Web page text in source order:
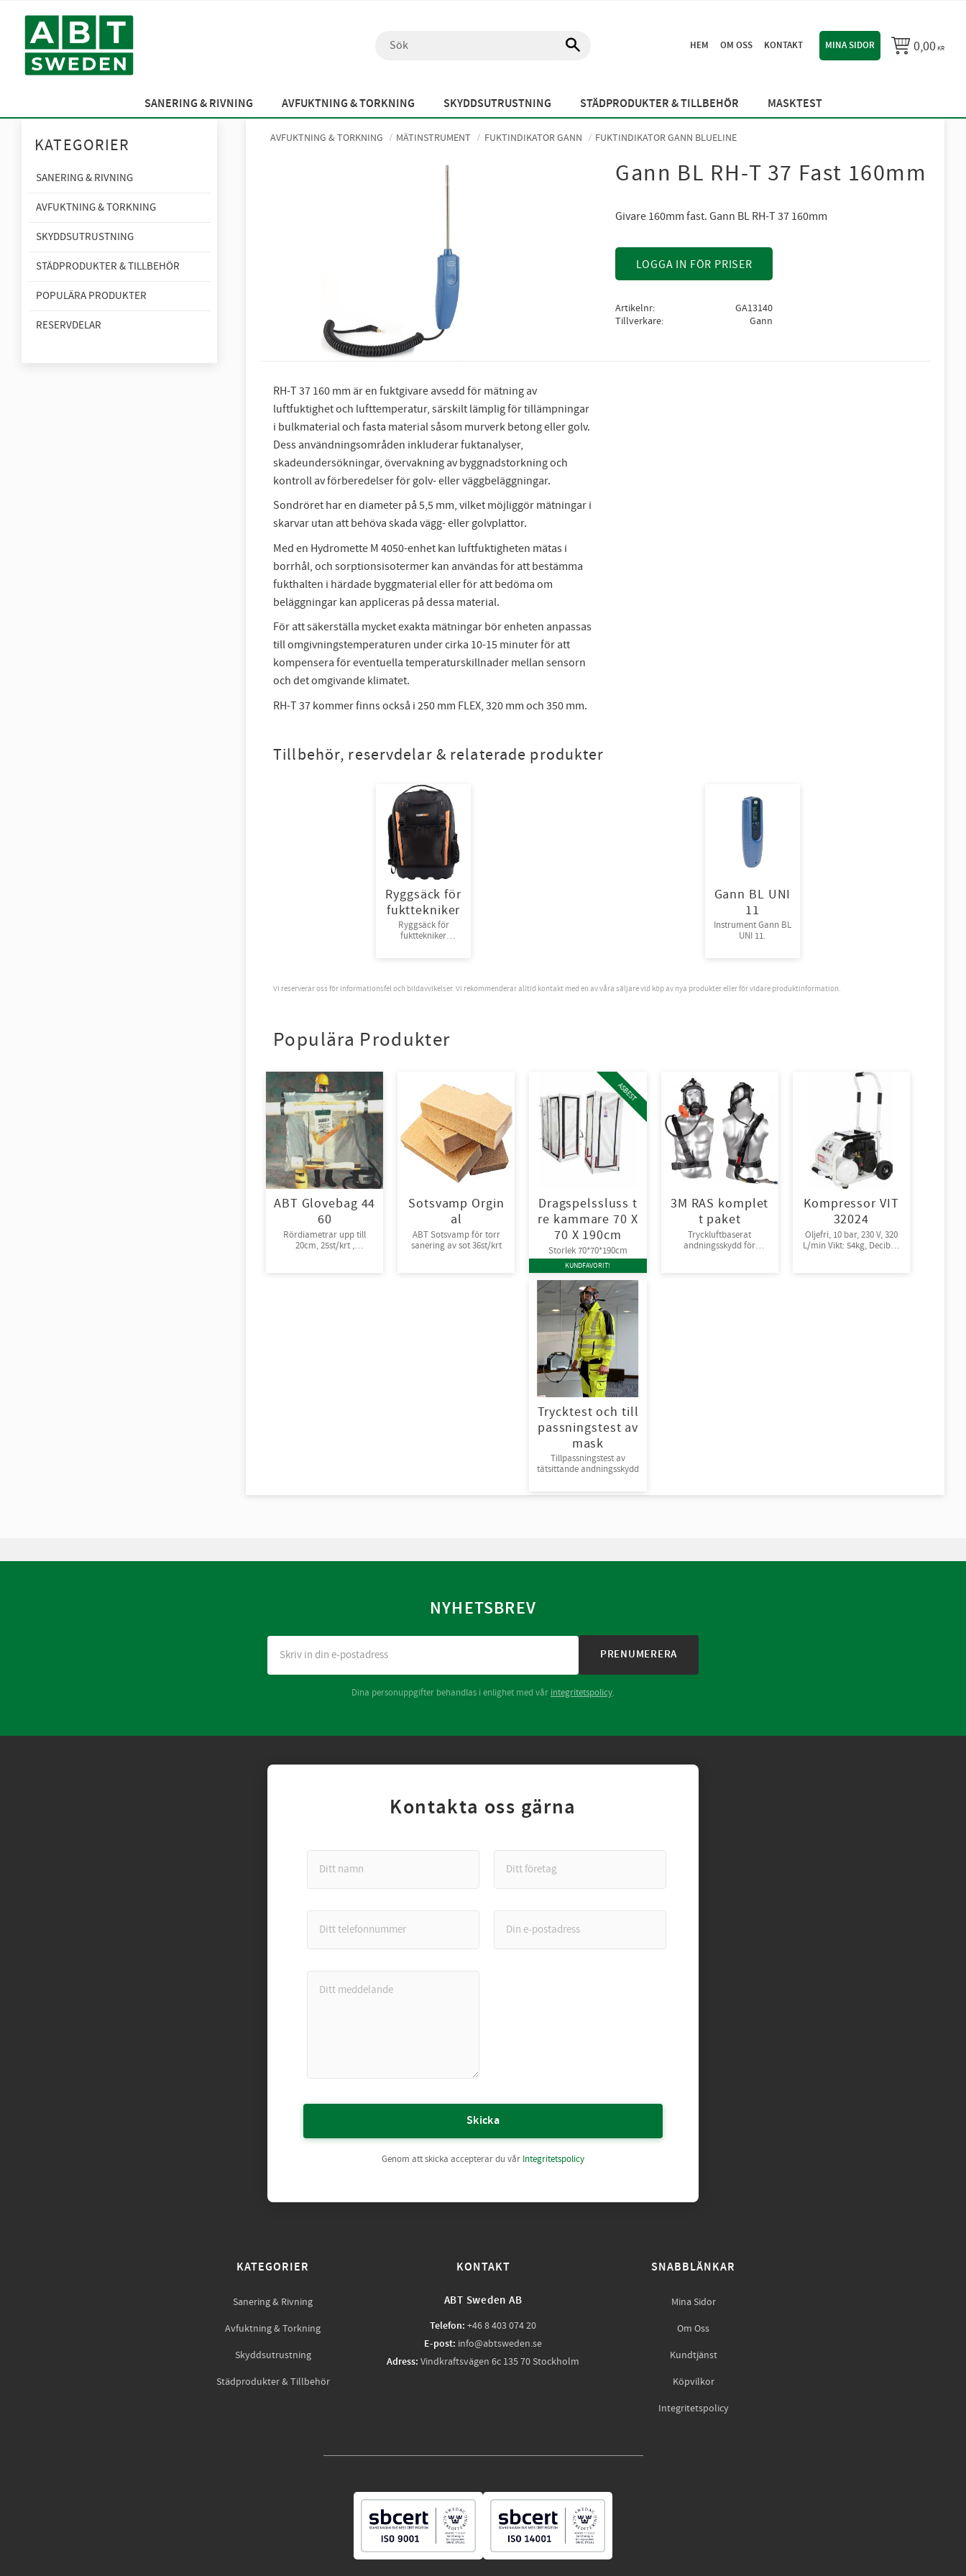
HEM OM OSS KONTAKT MINA SIDOR 0,00KR
SANERING & RIVNING AVFUKTNING & TORKNING SKYDDSUTRUSTNING STÄDPRODUKTER & TILLBEHÖR MASKTEST
AVFUKTNING & TORKNING MÄTINSTRUMENT FUKTINDIKATOR GANN FUKTINDIKATOR GANN BLUELINE
Gann BL RH-T 37 Fast 160mm
Givare 160mm fast. Gann BL RH-T 37 160mm
LOGGA IN FÖR PRISER
Artikelnr
GA13140
Tillverkare
Gann
RH-T 37 160 mm är en fuktgivare avsedd för mätning av
luftfuktighet och lufttemperatur, särskilt lämplig för tillämpningar
i bulkmaterial och fasta material såsom murverk betong eller golv.
Dess användningsområden inkluderar fuktanalyser,
skadeundersökningar, övervakning av byggnadstorkning och
kontroll av förberedelser för golv- eller väggbeläggningar.
Sondröret har en diameter på 5,5 mm, vilket möjliggör mätningar i
skarvar utan att behöva skada vägg- eller golvplattor.
Med en Hydromette M 4050-enhet kan luftfuktigheten mätas i
borrhål, och sorptionsisotermer kan användas för att bestämma
fukthalten i härdade byggmaterial eller för att bedöma om
beläggningar kan appliceras på dessa material.
För att säkerställa mycket exakta mätningar bör enheten anpassas
till omgivningstemperaturen under cirka 10-15 minuter för att
kompensera för eventuella temperaturskillnader mellan sensorn
och det omgivande klimatet.
RH-T 37 kommer finns också i 250 mm FLEX, 320 mm och 350 mm.
Tillbehör, reservdelar & relaterade produkter
Ryggsäck för
fukttekniker
Ryggsäck för
fukttekniker
Gann BL UNI
11
Instrument Gann BL
UNI 11.
Vi reserverar oss för informationsfel och bildavvikelser. Vi rekommenderar alltid kontakt med en av våra säljare vid köp av nya produkter eller för vidare produktinformation.
Populära Produkter
ABT Glovebag 44
60
Rördiametrar upp till
20cm, 25st/krt ,
Sotsvamp Orgin
al
ABT Sotsvamp för torr
sanering av sot 36st/krt
Dragspelssluss t
re kammare 70 X
70 X 190cm
Storlek 70*70*190cm
ASBEST
KUNDFAVORIT!
3M RAS komplet
t paket
Tryckluftbaserat
andningsskydd för
Kompressor VIT
32024
Oljefri, 10 bar, 230 V, 320
L/min Vikt: 54kg, Decibel:
Trycktest och till
passningstest av
mask
Tillpassningstest av
tätsittande andningsskydd
KATEGORIER
SANERING & RIVNING
AVFUKTNING & TORKNING
SKYDDSUTRUSTNING
STÄDPRODUKTER & TILLBEHÖR
POPULÄRA PRODUKTER
RESERVDELAR
NYHETSBREV
PRENUMERERA
Dina personuppgifter behandlas i enlighet med vår integritetspolicy.
Kontakta oss gärna
Skicka
Genom att skicka accepterar du vår Integritetspolicy
KATEGORIER
Sanering & Rivning
Avfuktning & Torkning
Skyddsutrustning
Städprodukter & Tillbehör
KONTAKT
ABT Sweden AB
Telefon: +46 8 403 074 20
E-post: info@abtsweden.se
Adress: Vindkraftsvägen 6c 135 70 Stockholm
SNABBLÄNKAR
Mina Sidor
Om Oss
Kundtjänst
Köpvilkor
Integritetspolicy